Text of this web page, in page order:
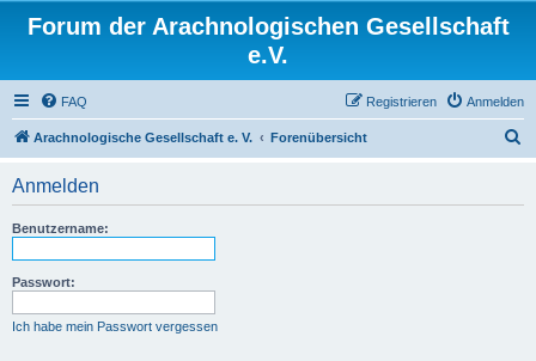
Forum der Arachnologischen Gesellschaft
e.V.
FAQ Anmelden
Registrieren
Arachnologische Gesellschaft e. V. Forenübersicht
Anmelden
Benutzername:
Passwort:
Ich habe mein Passwort vergessen